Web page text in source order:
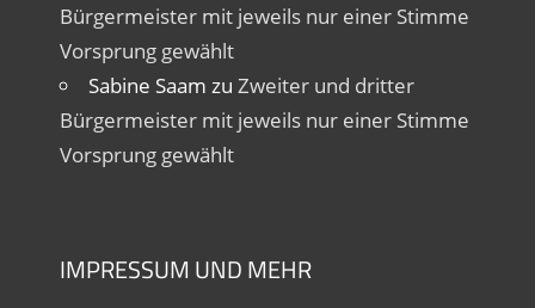
Bürgermeister mit jeweils nur einer Stimme
Vorsprung gewählt
Sabine Saam zu Zweiter und dritter
Bürgermeister mit jeweils nur einer Stimme
Vorsprung gewählt
IMPRESSUM UND MEHR